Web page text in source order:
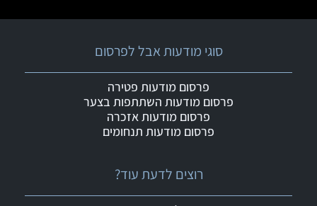
רוצים לדעת עוד?
סוגי מודעות אבל לפרסום
פרסום מודעות פטירה
פרסום מודעות השתתפות בצער
פרסום מודעות אזכרה
פרסום מודעות תנחומים